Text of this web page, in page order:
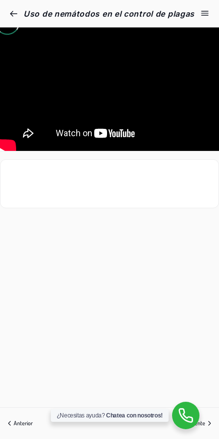
Uso de nemátodos en el control de plagas
Anterior Siguiente
¿Necesitas ayuda?Chatea con nosotros!